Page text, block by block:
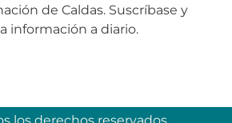
de Caldas. Suscríbase y
información a diario.